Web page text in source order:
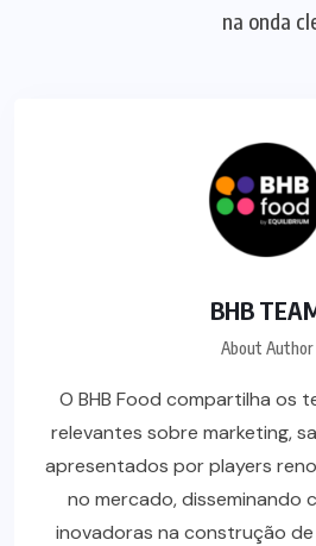
na onda
BHB
About Author
O BHB Food compartilha os
relevantes sobre marketing,
apresentados por players
no mercado, disseminando
inovadoras na construção de